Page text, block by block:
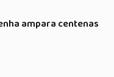
ampara centenas